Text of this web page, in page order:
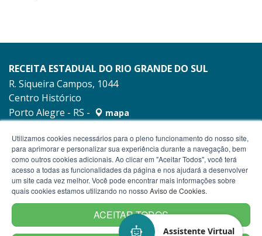
RECEITA ESTADUAL DO RIO GRANDE DO SUL
R. Siqueira Campos, 1044
Centro Histórico
Porto Alegre - RS -
mapa
Assistente Virtual
Utilizamos cookies necessários para o pleno funcionamento do nosso site,
para aprimorar e personalizar sua experiência durante a navegação, bem
como outros cookies adicionais. Ao clicar em "Aceitar Todos", você terá
acesso a todas as funcionalidades da página e nos ajudará a desenvolver
um site cada vez melhor. Você pode encontrar mais informações sobre
quais cookies estamos utilizando no nosso Aviso de Cookies.
ACEITAR TODOS